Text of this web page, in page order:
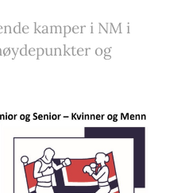
kamper i NM i
og